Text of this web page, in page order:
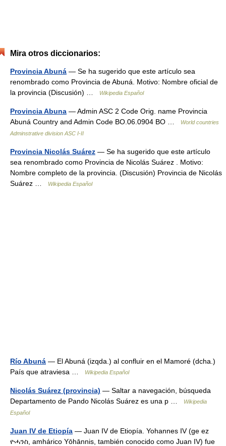
Mira otros diccionarios:
Provincia Abuná — Se ha sugerido que este artículo sea
renombrado como Provincia de Abuná. Motivo: Nombre oficial de
la provincia (Discusión) …
Wikipedia Español
Provincia Abuna — Admin ASC 2 Code Orig. name Provincia
Abuná Country and Admin Code BO.06.0904 BO …
World countries
Adminstrative division ASC I-II
Provincia Nicolás Suárez — Se ha sugerido que este artículo
sea renombrado como Provincia de Nicolás Suárez . Motivo:
Nombre completo de la provincia. (Discusión) Provincia de Nicolás
Suárez …
Wikipedia Español
Río Abuná — El Abuná (izqda.) al confluir en el Mamoré (dcha.)
País que atraviesa …
Wikipedia Español
Nicolás Suárez (provincia) — Saltar a navegación, búsqueda
Departamento de Pando Nicolás Suárez es una p …
Wikipedia
Español
Juan IV de Etiopía — Juan IV de Etiopía. Yohannes IV (ge ez
ዮሓንስ, amhárico Yōhānnis, también conocido como Juan IV) fue